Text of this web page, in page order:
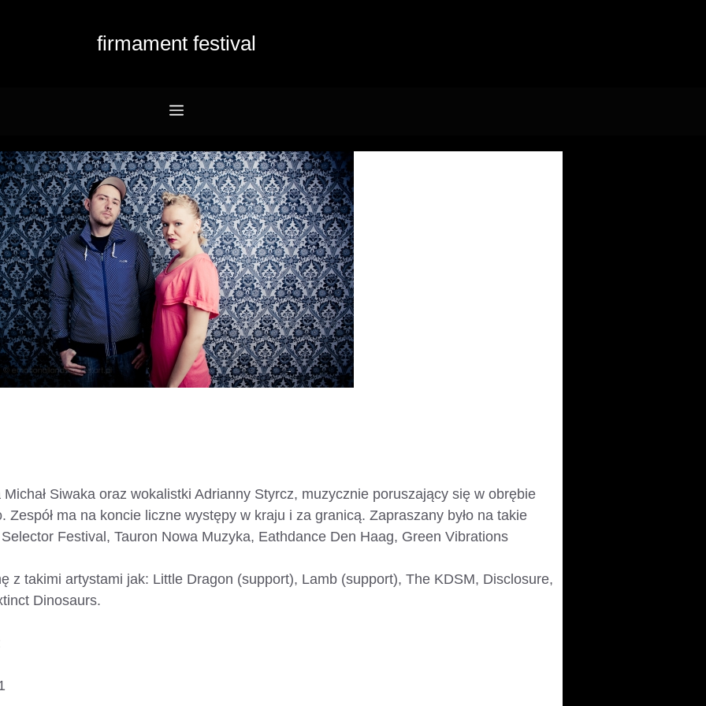
firmament festival
Menu
Siwaka oraz wokalistki Adrianny Styrcz, muzycznie poruszający się w obrębie
ma na koncie liczne występy w kraju i za granicą. Zapraszany było na takie
Festival, Tauron Nowa Muzyka, Eathdance Den Haag, Green Vibrations
z takimi artystami jak: Little Dragon (support), Lamb (support), The KDSM, Disclosure,
Dinosaurs.